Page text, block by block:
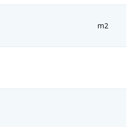
m2